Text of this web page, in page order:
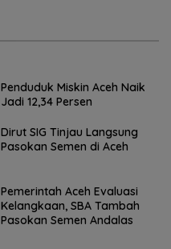
Penduduk Miskin Aceh Naik
Jadi 12,34 Persen
Dirut SIG Tinjau Langsung
Pasokan Semen di Aceh
Pemerintah Aceh Evaluasi
Kelangkaan, SBA Tambah
Pasokan Semen Andalas